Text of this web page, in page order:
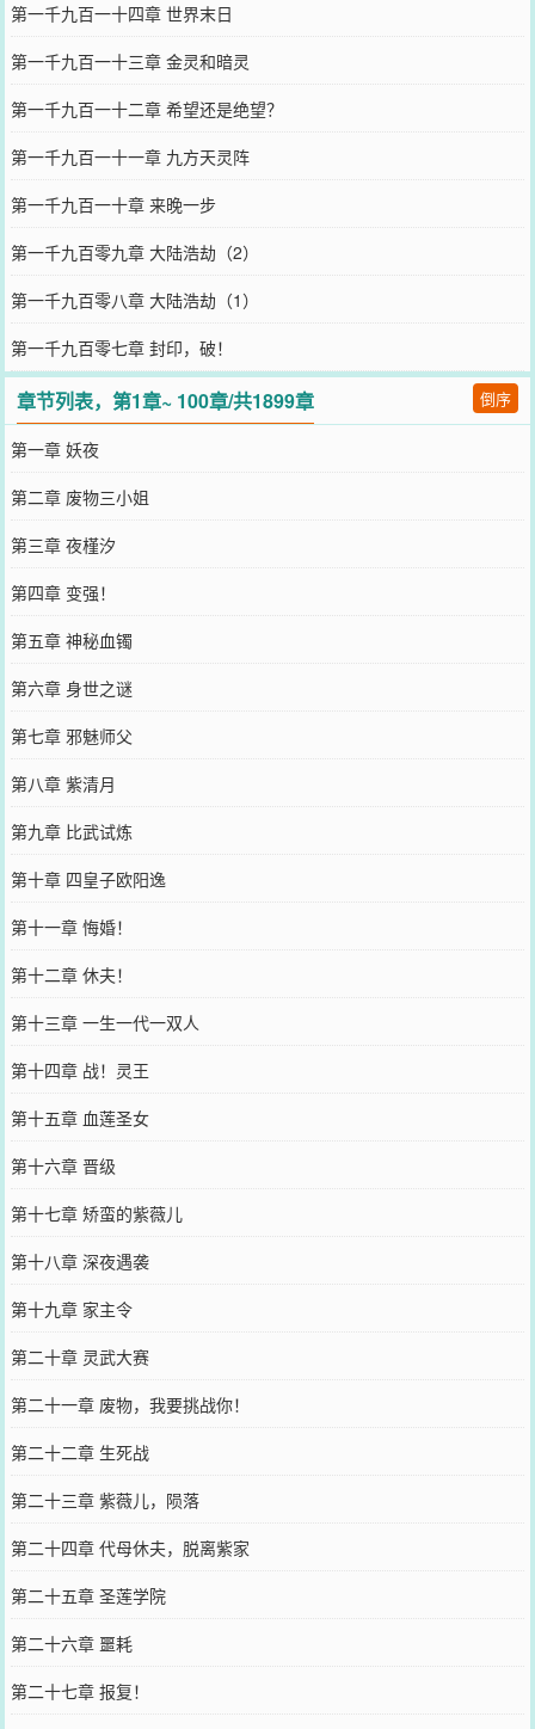
第一千九百一十四章 世界末日
第一千九百一十三章 金灵和暗灵
第一千九百一十二章 希望还是绝望？
第一千九百一十一章 九方天灵阵
第一千九百一十章 来晚一步
第一千九百零九章 大陆浩劫（2）
第一千九百零八章 大陆浩劫（1）
第一千九百零七章 封印，破！
章节列表，第1章~ 100章/共1899章 倒序
第一章 妖夜
第二章 废物三小姐
第三章 夜槿汐
第四章 变强！
第五章 神秘血镯
第六章 身世之谜
第七章 邪魅师父
第八章 紫清月
第九章 比武试炼
第十章 四皇子欧阳逸
第十一章 悔婚！
第十二章 休夫！
第十三章 一生一代一双人
第十四章 战！灵王
第十五章 血莲圣女
第十六章 晋级
第十七章 矫蛮的紫薇儿
第十八章 深夜遇袭
第十九章 家主令
第二十章 灵武大赛
第二十一章 废物，我要挑战你！
第二十二章 生死战
第二十三章 紫薇儿，陨落
第二十四章 代母休夫，脱离紫家
第二十五章 圣莲学院
第二十六章 噩耗
第二十七章 报复！